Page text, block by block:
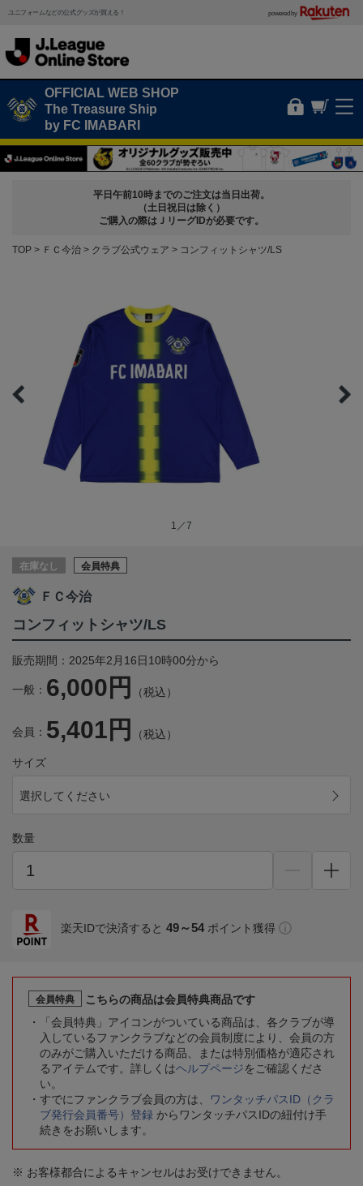
ユニフォームなどの公式グッズが買える！ powered by
OFFICIAL WEB SHOP
The Treasure Ship
by FC IMABARI
平日午前10時までのご注文は当日出荷。
（土日祝日は除く）
ご購入の際はＪリーグIDが必要です。
TOP ＦＣ今治 クラブ公式ウェア コンフィットシャツ/LS
1／7
在庫なし 会員特典
ＦＣ今治
コンフィットシャツ/LS
販売期間：2025年2月16日10時00分から
一般： 6,000円 （税込）
会員： 5,401円 （税込）
サイズ
選択してください
数量
楽天IDで決済すると 49～54 ポイント獲得
会員特典
こちらの商品は会員特典商品です
「会員特典」アイコンがついている商品は、各クラブが導
入しているファンクラブなどの会員制度により、会員の方
のみがご購入いただける商品、または特別価格が適応され
るアイテムです。詳しくはヘルプページをご確認くださ
い。
すでにファンクラブ会員の方は、
ワンタッチパスID（クラ
ブ発行会員番号）登録 からワンタッチパスIDの紐付け手
続きをお願いします。
※ お客様都合によるキャンセルはお受けできません。